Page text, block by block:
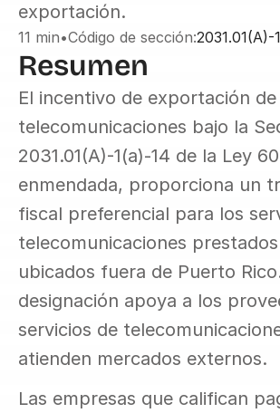
exportación.
11 min•Código de sección:2031.01(A)-
Resumen
El incentivo de exportación de
telecomunicaciones bajo la
2031.01(A)-1(a)-14 de la Ley
enmendada, proporciona un
fiscal preferencial para los
telecomunicaciones
ubicados fuera de Puerto
designación apoya a los
servicios de
atienden mercados externos.
Las empresas que califican